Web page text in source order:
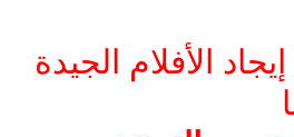
الأفلام الجيدة